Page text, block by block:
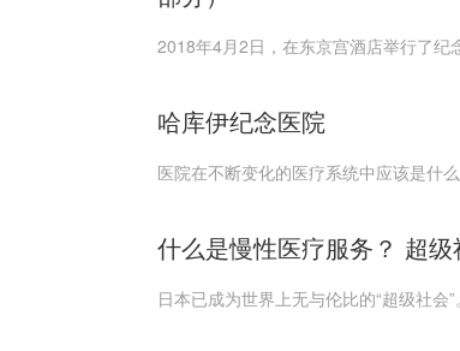
2018年4月2日，在东京宫酒店举行了
哈库伊纪念医院
医院在不断变化的医疗系统中应该是什
什么是慢性医疗服务？ 超
日本已成为世界上无与伦比的“超级社